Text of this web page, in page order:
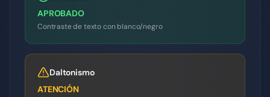
APROBADO
Contraste de texto con blanco/negro
Daltonismo
ATENCIÓN